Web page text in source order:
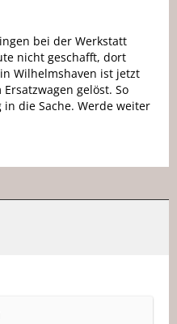
bei der Werkstatt
nicht geschafft, dort
Wilhelmshaven ist jetzt
gelöst. So
die Sache. Werde weiter